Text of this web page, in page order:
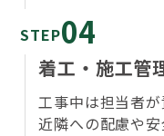
STEP04
着工・施工管
工事中は担当者が
近隣への配慮や安